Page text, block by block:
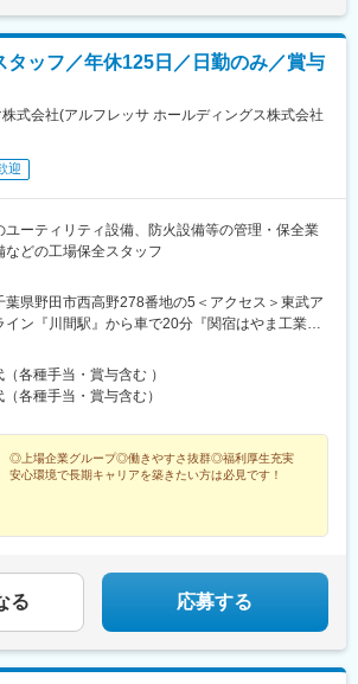
タッフ／年休125日／日勤のみ／賞与
式会社(アルフレッサ ホールディングス株式会社
迎
ユーティリティ設備、防火設備等の管理・保全業
などの工場保全スタッフ
葉県野田市西高野278番地の5＜アクセス＞東武ア
イン『川間駅』から車で20分『関宿はやま工業団
各種手当・賞与含む ）
各種手当・賞与含む）
◎上場企業グループ◎働きやすさ抜群◎福利厚生充実
安心環境で長期キャリアを築きたい方は必見です！
る 応募する